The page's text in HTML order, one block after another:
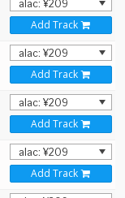
Add Track
Add Track
Add Track
Add Track